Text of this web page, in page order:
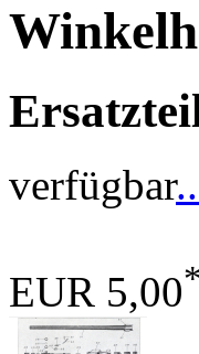
verfügbar
EUR 5,00*